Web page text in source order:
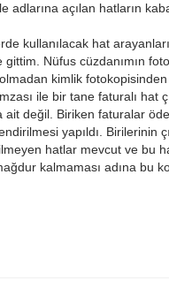
açılan hatların
kullanılacak hat
Nüfus cüzdanımın
kimlik fotokopisinden
ile bir tane faturalı hat
ait değil. Biriken faturalar
yapıldı. Birilerinin
hatlar mevcut ve bu
kalmaması adına bu
yıl
Mücadelesine
Haziran 30, 2026 0
Filipinler hükümetinin
süredir varlık...